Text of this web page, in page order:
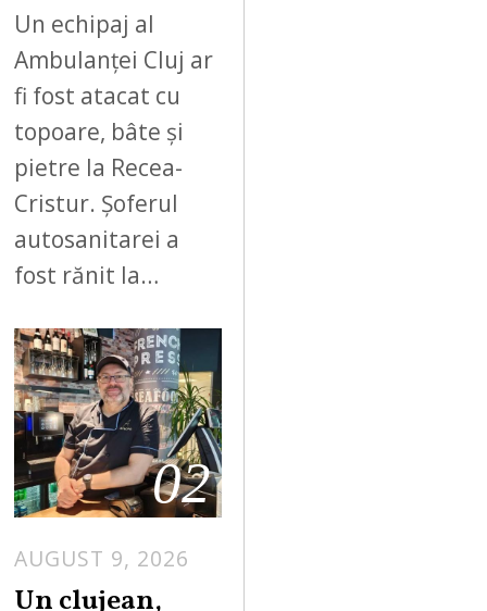
Un echipaj al
Ambulanței Cluj ar
fi fost atacat cu
topoare, bâte și
pietre la Recea-
Cristur. Șoferul
autosanitarei a
fost rănit la…
02
AUGUST 9, 2026
Un clujean,